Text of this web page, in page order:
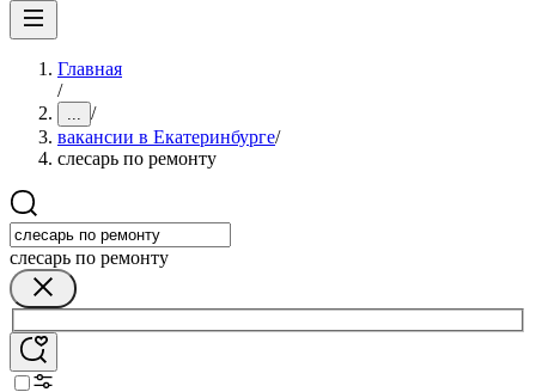
Главная
/
... /
вакансии в Екатеринбурге/
слесарь по ремонту
слесарь по ремонту